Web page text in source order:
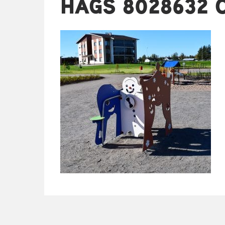
HAGS 8028632